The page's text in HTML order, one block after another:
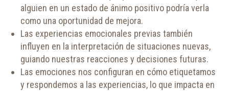
alguien en un estado de ánimo positivo podría verla
como una oportunidad de mejora.
Las experiencias emocionales previas también
influyen en la interpretación de situaciones nuevas,
guiando nuestras reacciones y decisiones futuras.
Las emociones nos configuran en cómo etiquetamos
y respondemos a las experiencias, lo que impacta en